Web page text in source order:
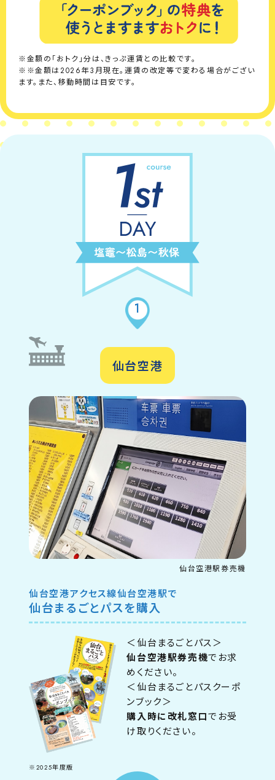
※金額の「おトク」分は、きっぷ運賃との比較です。
※※金額は2026年3月現在。運賃の改定等で変わる場合がござい
ます。また、移動時間は目安です。
1
仙台空港
仙台空港駅券売機
仙台空港アクセス線仙台空港駅で
仙台まるごとパスを購入
※2025年度版
＜仙台まるごとパス＞
仙台空港駅券売機でお求
めください。
＜仙台まるごとパスクーポ
ンブック＞
購入時に改札窓口でお受
け取りください。